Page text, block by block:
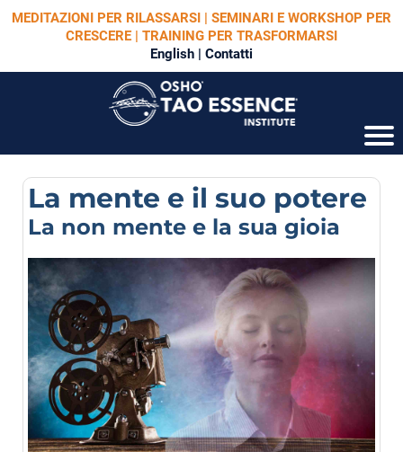
MEDITAZIONI PER RILASSARSI | SEMINARI E WORKSHOP PER
CRESCERE | TRAINING PER TRASFORMARSI
English | Contatti
La mente e il suo potere
La non mente e la sua gioia